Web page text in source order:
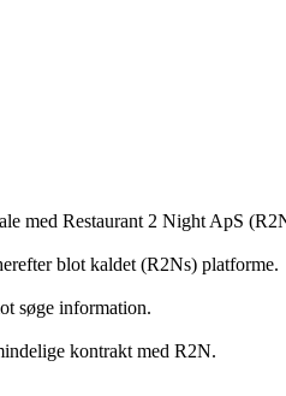
med Restaurant 2 Night ApS
blot kaldet (R2Ns) platforme.
søge information.
kontrakt med R2N.